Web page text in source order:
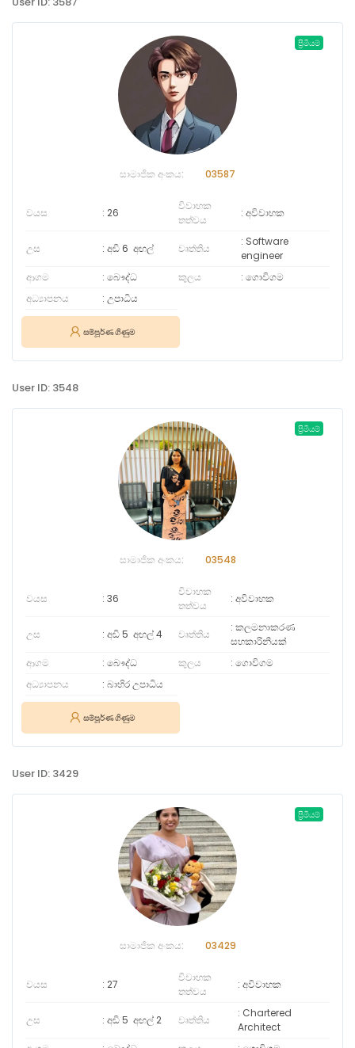
ප්‍රිමියම්
සාමාජික අංකය: 03587
වයස 26
විවාහක
තත්වය
අවිවාහක
උස අඩි 6 අඟල් වෘත්තිය
Software
engineer
ආගම
බෞද්ධ කුලය
ගොවිගම
අධ්‍යාපනය
උපාධිය
සම්පූර්ණ ගිණුම
User ID: 3548
ප්‍රිමියම්
සාමාජික අංකය: 03548
වයස 36
විවාහක
තත්වය
අවිවාහක
උස අඩි 5 අඟල්4 වෘත්තිය
කලමනාකරණ
සහකාරිනියක්
ආගම
බෞද්ධ කුලය
ගොවිගම
අධ්‍යාපනය
බාහිර උපාධිය
සම්පූර්ණ ගිණුම
User ID: 3429
ප්‍රිමියම්
සාමාජික අංකය: 03429
වයස 27
විවාහක
තත්වය
අවිවාහක
උස අඩි 5 අඟල් 2 වෘත්තිය
Chartered
Architect